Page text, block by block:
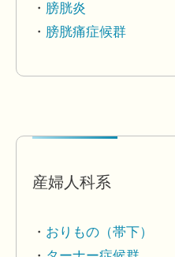
膀胱炎
膀胱痛症候群
産婦人科系
おりもの（帯下）